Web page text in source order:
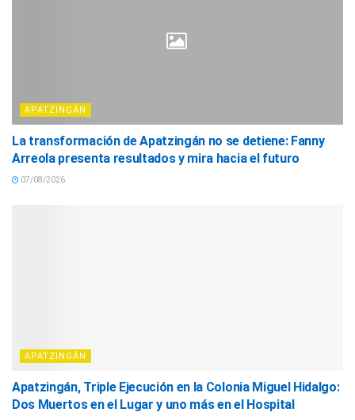
APATZINGÁN
La transformación de Apatzingán no se detiene: Fanny
Arreola presenta resultados y mira hacia el futuro
07/08/2026
APATZINGÁN
Apatzingán, Triple Ejecución en la Colonia Miguel Hidalgo:
Dos Muertos en el Lugar y uno más en el Hospital